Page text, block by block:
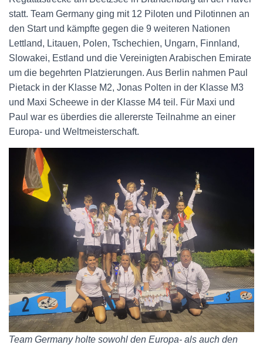
statt. Team Germany ging mit 12 Piloten und Pilotinnen an
den Start und kämpfte gegen die 9 weiteren Nationen
Lettland, Litauen, Polen, Tschechien, Ungarn, Finnland,
Slowakei, Estland und die Vereinigten Arabischen Emirate
um die begehrten Platzierungen. Aus Berlin nahmen Paul
Pietack in der Klasse M2, Jonas Polten in der Klasse M3
und Maxi Scheewe in der Klasse M4 teil. Für Maxi und
Paul war es überdies die allererste Teilnahme an einer
Europa- und Weltmeisterschaft.
Team Germany holte sowohl den Europa- als auch den